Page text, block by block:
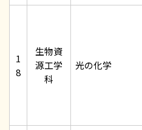
1
8
生物資
源工学
科
光の化学